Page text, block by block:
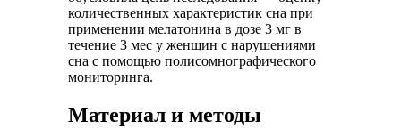
количественных характеристик сна при
применении мелатонина в дозе 3 мг в
течение 3 мес у женщин с нарушениями
сна с помощью полисомнографического
мониторинга.
Материал и методы